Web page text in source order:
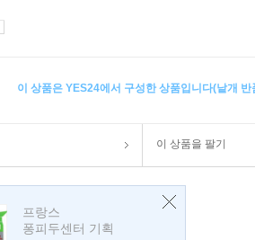
이 상품은 YES24에서 구성한 상품입니다(낱개 반
이 상품을 팔기
프랑스
퐁피두센터 기획